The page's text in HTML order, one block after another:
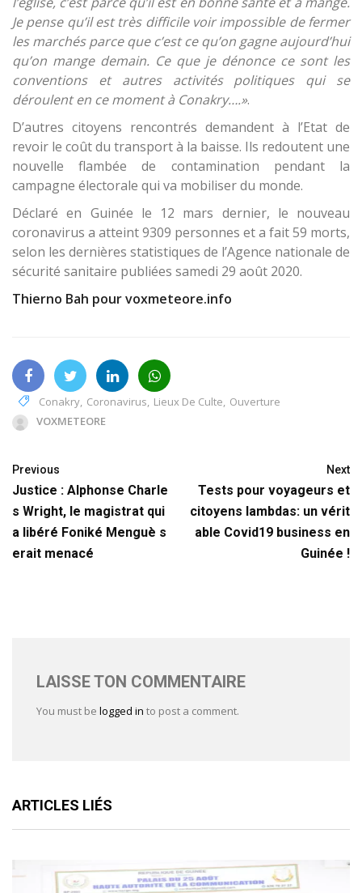
Je pense qu’il est très difficile voir impossible de fermer
les marchés parce que c’est ce qu’on gagne aujourd’hui
qu’on mange demain. Ce que je dénonce ce sont les
conventions et autres activités politiques qui se
déroulent en ce moment à Conakry….».
D’autres citoyens rencontrés demandent à l’Etat de
revoir le coût du transport à la baisse. Ils redoutent une
nouvelle flambée de contamination pendant la
campagne électorale qui va mobiliser du monde.
Déclaré en Guinée le 12 mars dernier, le nouveau
coronavirus a atteint 9309 personnes et a fait 59 morts,
selon les dernières statistiques de l’Agence nationale de
sécurité sanitaire publiées samedi 29 août 2020.
Thierno Bah pour voxmeteore.info
Conakry, Coronavirus, Lieux De Culte, Ouverture
VOXMETEORE
Previous
Justice : Alphonse Charle
s Wright, le magistrat qui
a libéré Foniké Menguè s
erait menacé
Next
Tests pour voyageurs et
citoyens lambdas: un vérit
able Covid19 business en
Guinée !
LAISSE TON COMMENTAIRE
You must be logged in to post a comment.
ARTICLES LIÉS